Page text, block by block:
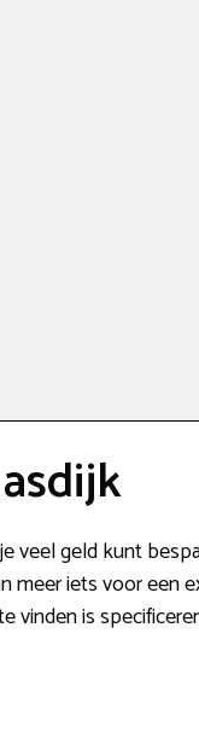
veel geld kunt
meer iets voor een
vinden is